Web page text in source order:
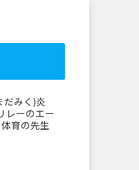
だみく)炎
レーのエー
育の先生